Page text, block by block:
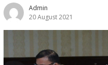
Admin
20 August 2021